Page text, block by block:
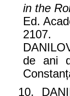
in the
Ed.
2107.
de ani
10.